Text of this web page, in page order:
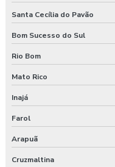
Santa Cecília do Pavão
Bom Sucesso do Sul
Rio Bom
Mato Rico
Inajá
Farol
Arapuã
Cruzmaltina